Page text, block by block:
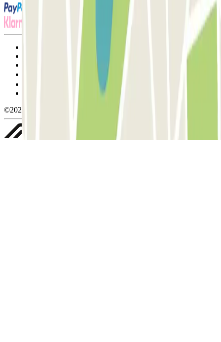
Termos de utilização e contratação
Condições de cancelamento
Política de cookies
Política de privacidade
©2026 Parclick. All rights reserved